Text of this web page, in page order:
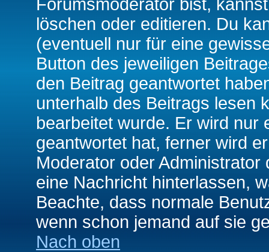
Forumsmoderator bist,
löschen oder editieren. Du
(eventuell nur für eine
Button des jeweiligen
den Beitrag geantwortet
unterhalb des Beitrags lesen
bearbeitet wurde. Er wird nur
geantwortet hat, ferner wird
Moderator oder
eine Nachricht hinterlassen,
Beachte, dass normale
wenn schon jemand auf sie
Nach oben